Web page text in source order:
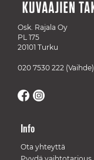
Osk. Rajala Oy
PL 175
20101 Turku
020 7530 222 (Vaihde)
Info
Ota yhteyttä